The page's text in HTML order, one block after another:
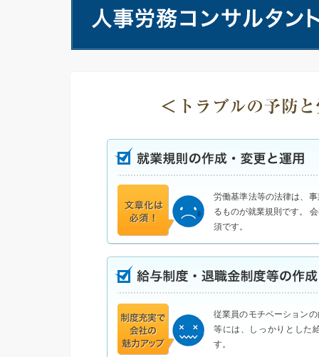
労働基準法等の法律は、
るものが就業規則です。
須です。
従業員のモチベーション
等には、しっかりとした
す。